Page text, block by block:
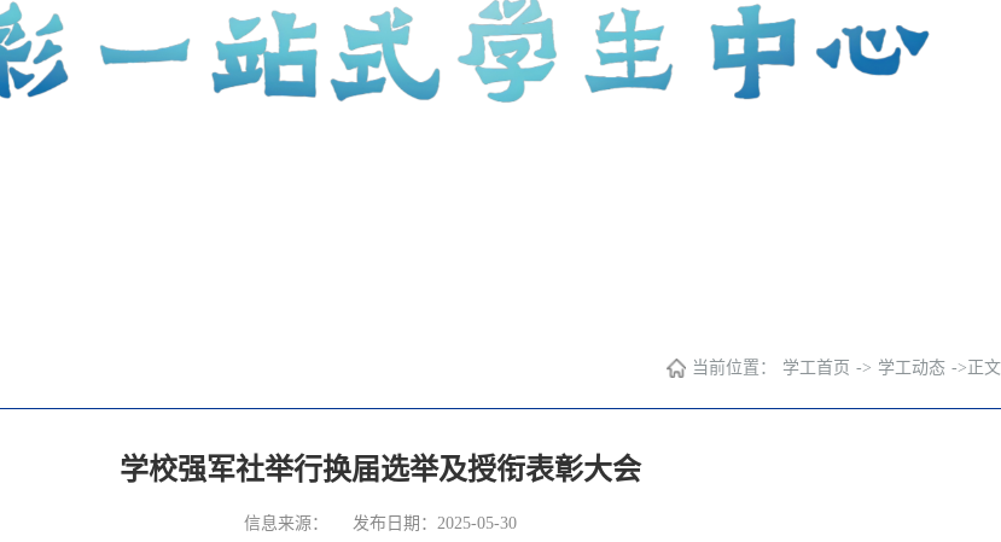
当前位置： 学工首页 -> 学工动态 -> 正文
学校强军社举行换届选举及授衔表彰大会
信息来源： 发布日期：2025-05-30